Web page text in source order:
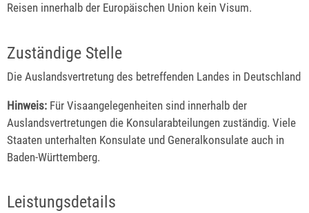
Reisen innerhalb der Europäischen Union kein Visum.
Zuständige Stelle
Die Auslandsvertretung des betreffenden Landes in Deutschland
Hinweis: Für Visaangelegenheiten sind innerhalb der
Auslandsvertretungen die Konsularabteilungen zuständig. Viele
Staaten unterhalten Konsulate und Generalkonsulate auch in
Baden-Württemberg.
Leistungsdetails